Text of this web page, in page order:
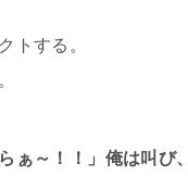
トする。
ぁ～！！」俺は叫び、